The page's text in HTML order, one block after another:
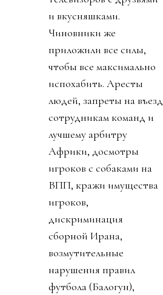
и вкусняшками.
Чиновники же
приложили все силы,
чтобы все максимально
испохабить. Аресты
людей, запреты на въезд
сотрудникам команд и
лучшему арбитру
Африки, досмотры
игроков с собаками на
ВПП, кражи имущества
игроков,
дискриминация
сборной Ирана,
возмутительные
нарушения правил
футбола (Балогун),